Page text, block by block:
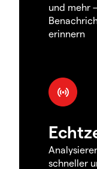
und mehr
erinnern
schneller